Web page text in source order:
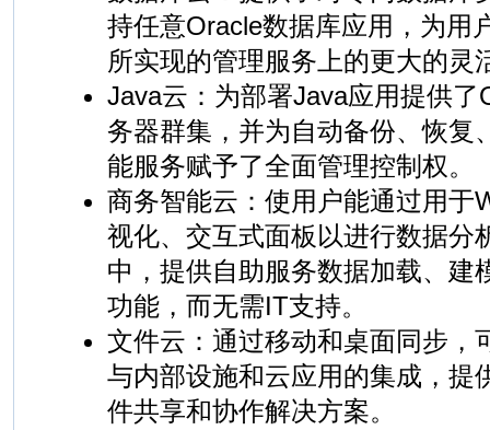
持任意Oracle数据库应用，为用
所实现的管理服务上的更大的灵
Java云：为部署Java应用提供了
务器群集，并为自动备份、恢复
能服务赋予了全面管理控制权。
商务智能云：使用户能通过用于
视化、交互式面板以进行数据分
中，提供自助服务数据加载、建
功能，而无需IT支持。
文件云：通过移动和桌面同步，
与内部设施和云应用的集成，提
件共享和协作解决方案。